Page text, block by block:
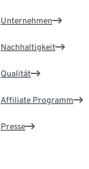
Unternehmen
Nachhaltigkeit
Qualität
Affiliate Programm
Presse